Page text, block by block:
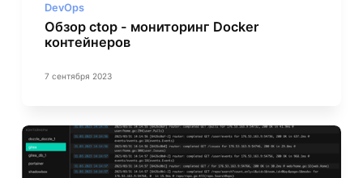
DevOps
Обзор ctop - мониторинг Docker
контейнеров
7 сентября 2023